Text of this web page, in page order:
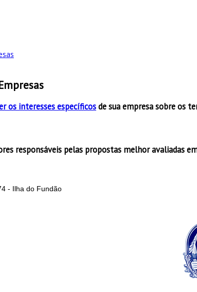
os interesses específicosde sua empresa sobre os
responsáveis pelas propostas melhor avaliadas
- Ilha do Fundão